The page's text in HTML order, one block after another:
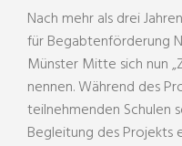
Nach mehr als drei
für Begabtenförderung
Münster Mitte sich nun
nennen. Während des
teilnehmenden Schulen
Begleitung des